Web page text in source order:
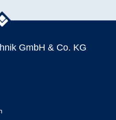
GmbH & Co. KG